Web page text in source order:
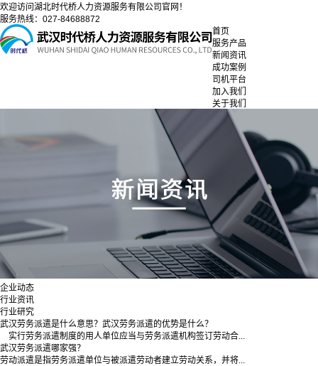
欢迎访问湖北时代桥人力资源服务有限公司官网！
服务热线：027-84688872
首页
服务产品
新闻资讯
成功案例
司机平台
加入我们
关于我们
企业动态
行业资讯
行业研究
武汉劳务派遣是什么意思？武汉劳务派遣的优势是什么？
实行劳务派遣制度的用人单位应当与劳务派遣机构签订劳动合...
武汉劳务派遣哪家强？
劳动派遣是指劳务派遣单位与被派遣劳动者建立劳动关系，并将...